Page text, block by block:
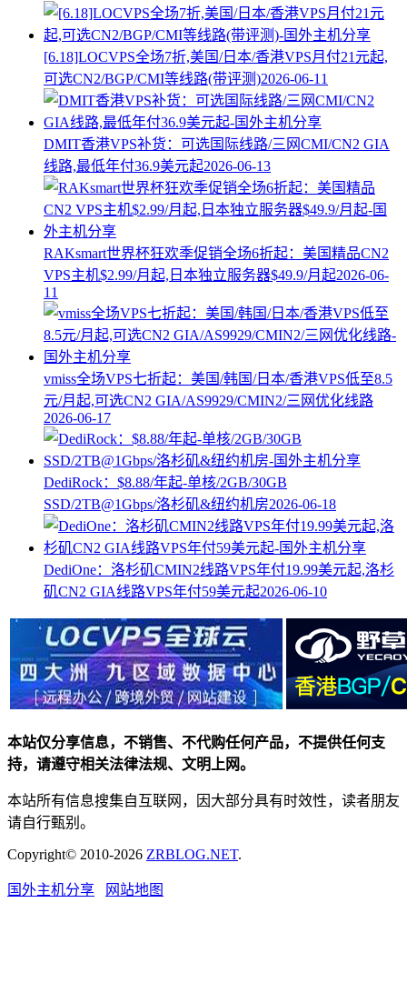
[6.18]LOCVPS全场7折,美国/日本/香港VPS月付21元起,
可选CN2/BGP/CMI等线路(带评测)2026-06-11
DMIT香港VPS补货：可选国际线路/三网CMI/CN2 GIA
线路,最低年付36.9美元起2026-06-13
RAKsmart世界杯狂欢季促销全场6折起：美国精品CN2
VPS主机$2.99/月起,日本独立服务器$49.9/月起2026-06-
11
vmiss全场VPS七折起：美国/韩国/日本/香港VPS低至8.5
元/月起,可选CN2 GIA/AS9929/CMIN2/三网优化线路
2026-06-17
DediRock：$8.88/年起-单核/2GB/30GB
SSD/2TB@1Gbps/洛杉矶&纽约机房2026-06-18
DediOne：洛杉矶CMIN2线路VPS年付19.99美元起,洛杉
矶CN2 GIA线路VPS年付59美元起2026-06-10
本站仅分享信息，不销售、不代购任何产品，不提供任何支
持，请遵守相关法律法规、文明上网。
本站所有信息搜集自互联网，因大部分具有时效性，读者朋友
请自行甄别。
Copyright© 2010-2026 ZRBLOG.NET.
国外主机分享 网站地图